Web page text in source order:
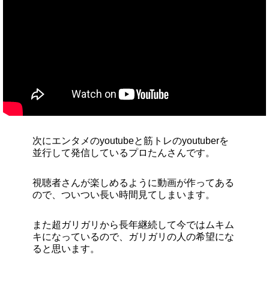
次にエンタメのyoutubeと筋トレのyoutuberを
並行して発信しているプロたんさんです。
視聴者さんが楽しめるように動画が作ってある
ので、ついつい長い時間見てしまいます。
また超ガリガリから長年継続して今ではムキム
キになっているので、ガリガリの人の希望にな
ると思います。